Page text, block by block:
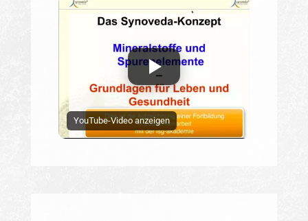
YouTube-Video anzeigen